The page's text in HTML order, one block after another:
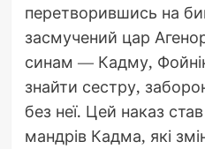
перетворившись на
засмучений цар
синам — Кадму,
знайти сестру,
без неї. Цей наказ
мандрів Кадма, які